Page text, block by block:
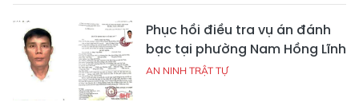
Phục hồi điều tra vụ án đánh
bạc tại phường Nam Hồng Lĩnh
AN NINH TRẬT TỰ